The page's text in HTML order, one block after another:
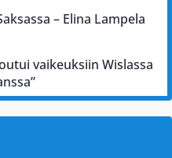
– Elina Lampela
vaikeuksiin Wislassa